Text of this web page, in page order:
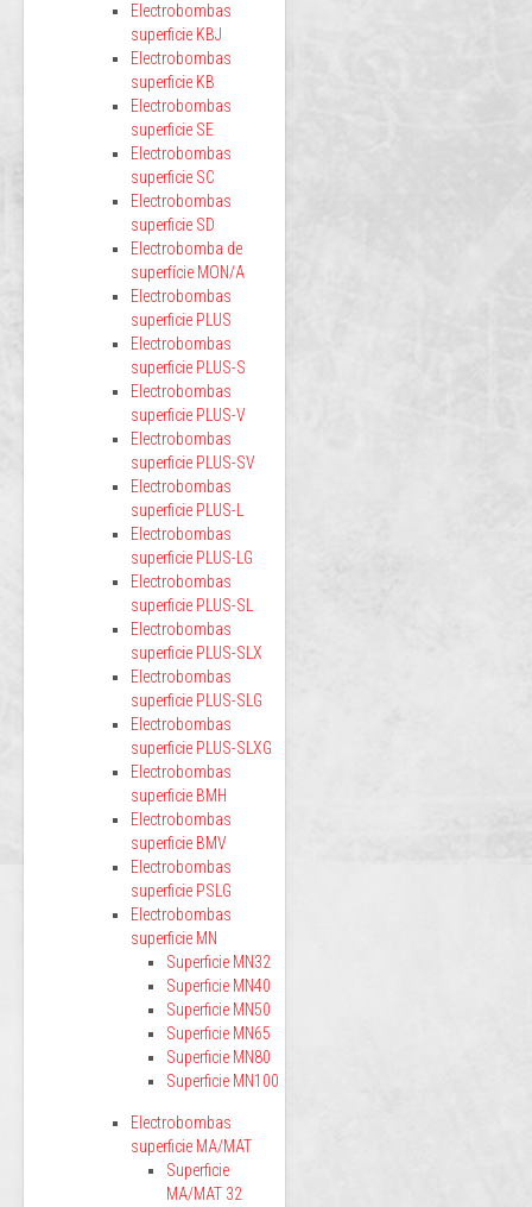
Electrobombas
superficie KBJ
Electrobombas
superficie KB
Electrobombas
superficie SE
Electrobombas
superficie SC
Electrobombas
superficie SD
Electrobomba de
superfície MON/A
Electrobombas
superficie PLUS
Electrobombas
superficie PLUS-S
Electrobombas
superficie PLUS-V
Electrobombas
superficie PLUS-SV
Electrobombas
superficie PLUS-L
Electrobombas
superficie PLUS-LG
Electrobombas
superficie PLUS-SL
Electrobombas
superficie PLUS-SLX
Electrobombas
superficie PLUS-SLG
Electrobombas
superficie PLUS-SLXG
Electrobombas
superficie BMH
Electrobombas
superficie BMV
Electrobombas
superficie PSLG
Electrobombas
superficie MN
Superficie MN32
Superficie MN40
Superficie MN50
Superficie MN65
Superficie MN80
Superficie MN100
Electrobombas
superficie MA/MAT
Superficie
MA/MAT 32